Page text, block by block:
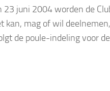
23 juni 2004 worden de
kan, mag of wil
de poule-indeling voor